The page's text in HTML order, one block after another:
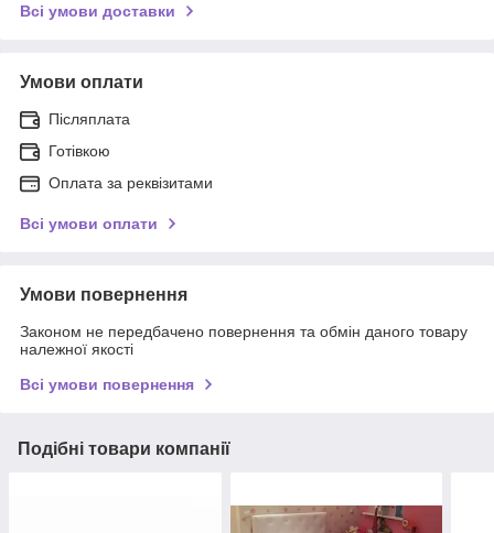
Всі умови доставки
Умови оплати
Післяплата
Готівкою
Оплата за реквізитами
Всі умови оплати
Умови повернення
Законом не передбачено повернення та обмін даного товару
належної якості
Всі умови повернення
Подібні товари компанії